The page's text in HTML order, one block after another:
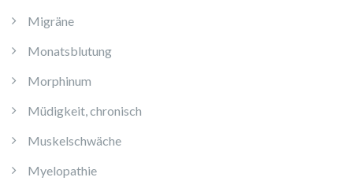
Migräne
Monatsblutung
Morphinum
Müdigkeit, chronisch
Muskelschwäche
Myelopathie